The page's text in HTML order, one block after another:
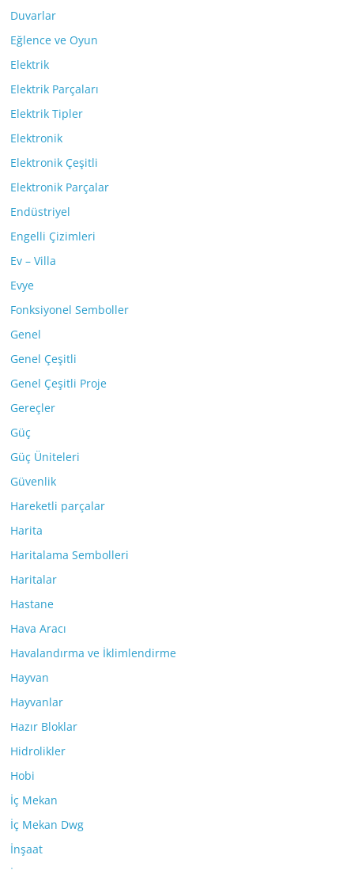
Duvarlar
Eğlence ve Oyun
Elektrik
Elektrik Parçaları
Elektrik Tipler
Elektronik
Elektronik Çeşitli
Elektronik Parçalar
Endüstriyel
Engelli Çizimleri
Ev – Villa
Evye
Fonksiyonel Semboller
Genel
Genel Çeşitli
Genel Çeşitli Proje
Gereçler
Güç
Güç Üniteleri
Güvenlik
Hareketli parçalar
Harita
Haritalama Sembolleri
Haritalar
Hastane
Hava Aracı
Havalandırma ve İklimlendirme
Hayvan
Hayvanlar
Hazır Bloklar
Hidrolikler
Hobi
İç Mekan
İç Mekan Dwg
İnşaat